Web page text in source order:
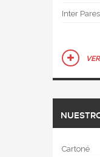
Inter Pares
Cartoné